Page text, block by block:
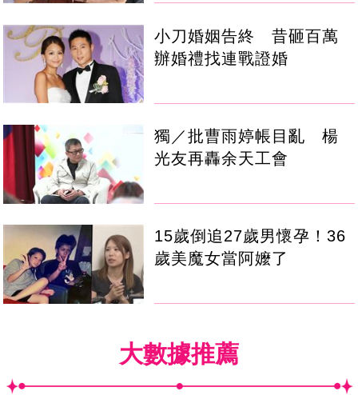
小刀婚姻告終 昔砸百萬
辦婚禮找連戰證婚
獨／批曹雨婷帳目亂 楊
光友再轟余天工會
15歲倒追27歲男懷孕！36
歲美魔女當阿嬤了
大數據推薦